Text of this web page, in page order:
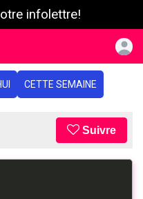
infolettre!
CETTE SEMAINE
Suivre